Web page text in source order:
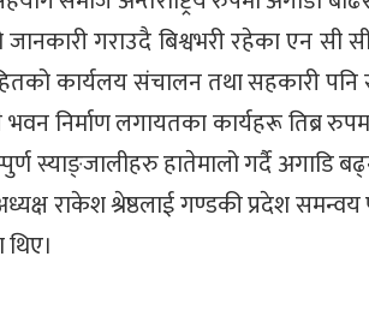
गराउदै बिश्वभरी रहेका एन सी
कार्यलय संचालन तथा सहकारी
निर्माण लगायतका कार्यहरू तिब्र
स्याङ्जालीहरु हातेमालो गर्दै अगाडि
राकेश श्रेष्ठलाई गण्डकी प्रदेश